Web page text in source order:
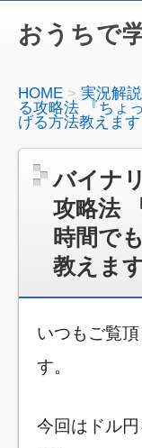
おうちで
HOME 実況解
る攻略法 『ちょ
げる方法教えま
バイナ
攻略法
時間で
教えま
いつもご覧
す。
今回はドル